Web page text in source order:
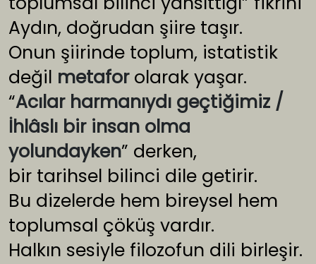
Aydın, doğrudan şiire taşır.
Onun şiirinde toplum, istatistik
değil metaforolarak yaşar.
“Acılar harmanıydı geçtiğimiz /
İhlâslı bir insan olma
yolundayken” derken,
bir tarihsel bilinci dile getirir.
Bu dizelerde hem bireysel hem
toplumsal çöküş vardır.
Halkın sesiyle filozofun dili birleşir.